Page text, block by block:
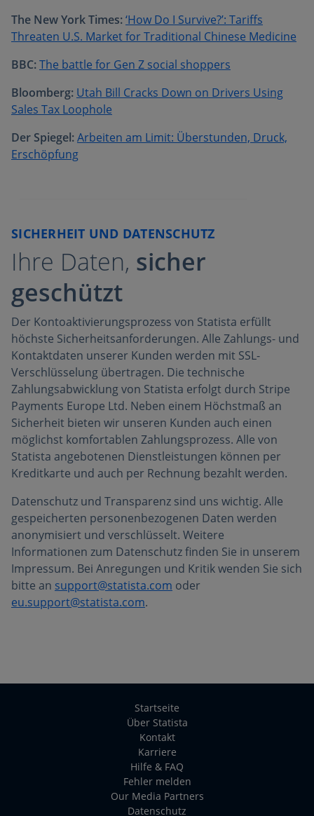
The New York Times:‘How Do I Survive?’: Tariffs
Threaten U.S. Market for Traditional Chinese Medicine
BBC:The battle for Gen Z social shoppers
Bloomberg: Utah Bill Cracks Down on Drivers Using
Sales Tax Loophole
Der Spiegel:Arbeiten am Limit: Überstunden, Druck,
Erschöpfung
SICHERHEIT UND DATENSCHUTZ
Ihre Daten, sicher
geschützt
Der Kontoaktivierungsprozess von Statista erfüllt
höchste Sicherheitsanforderungen. Alle Zahlungs- und
Kontaktdaten unserer Kunden werden mit SSL-
Verschlüsselung übertragen. Die technische
Zahlungsabwicklung von Statista erfolgt durch Stripe
Payments Europe Ltd. Neben einem Höchstmaß an
Sicherheit bieten wir unseren Kunden auch einen
möglichst komfortablen Zahlungsprozess. Alle von
Statista angebotenen Dienstleistungen können per
Kreditkarte und auch per Rechnung bezahlt werden.
Datenschutz und Transparenz sind uns wichtig. Alle
gespeicherten personenbezogenen Daten werden
anonymisiert und verschlüsselt. Weitere
Informationen zum Datenschutz finden Sie in unserem
Impressum. Bei Anregungen und Kritik wenden Sie sich
bitte an support@statista.com oder
eu.support@statista.com.
Startseite
Über Statista
Kontakt
Karriere
Hilfe & FAQ
Fehler melden
Our Media Partners
Datenschutz